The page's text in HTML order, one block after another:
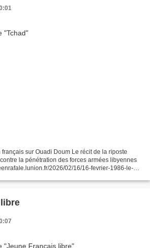
sur Ouadi Doum Le récit de la riposte
la pénétration des forces armées libyennes
2026/02/16/16-fevrier-1986-le-